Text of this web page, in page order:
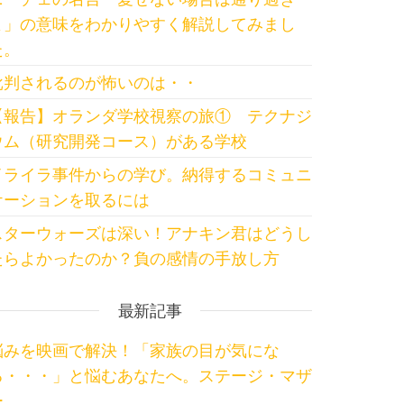
の意味をわかりやすく解説してみまし
されるのが怖いのは・・
報告】オランダ学校視察の旅① テクナジ
（研究開発コース）がある学校
イラ事件からの学び。納得するコミュニ
ションを取るには
ーウォーズは深い！アナキン君はどうし
よかったのか？負の感情の手放し方
最新記事
を映画で解決！「家族の目が気にな
・・」と悩むあなたへ。ステージ・マザ